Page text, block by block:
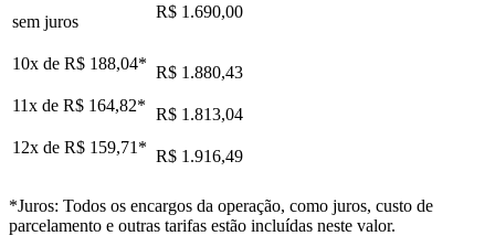
sem juros
R$ 1.690,00
10x de R$ 188,04* R$ 1.880,43
11x de R$ 164,82* R$ 1.813,04
12x de R$ 159,71 * R$ 1.916,49
*Juros: Todos os encargos da operação, como juros, custo de
parcelamento e outras tarifas estão incluídas neste valor.